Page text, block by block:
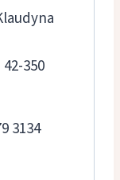
350
3134